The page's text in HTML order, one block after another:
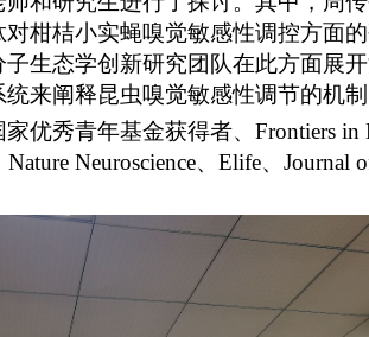
柑桔小实蝇嗅觉敏感性调控方面
生态学创新研究团队在此方面展
来阐释昆虫嗅觉敏感性调节的机制
优秀青年基金获得者、 Frontiers in
Nature Neuroscience、Elife、Journal